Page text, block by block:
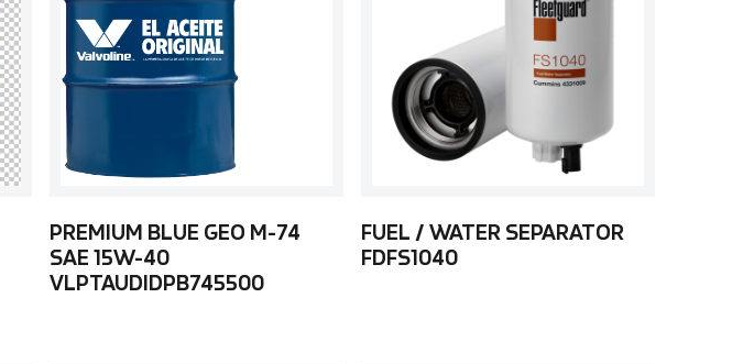
PREMIUM BLUE GEO M-74
SAE 15W-40
VLPTAUDIDPB745500
FUEL / WATER SEPARATOR
FDFS1040